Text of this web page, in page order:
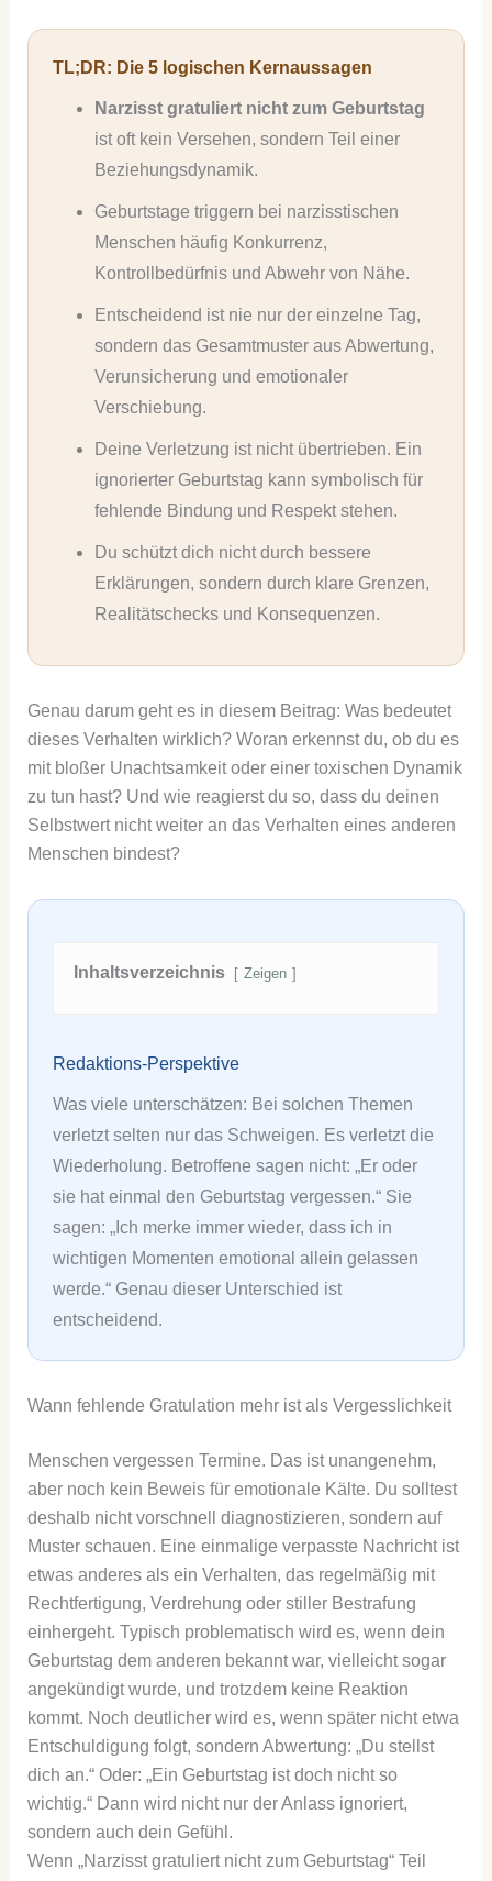
TL;DR: Die 5 logischen Kernaussagen
Narzisst gratuliert nicht zum Geburtstag
ist oft kein Versehen, sondern Teil einer
Beziehungsdynamik.
Geburtstage triggern bei narzisstischen
Menschen häufig Konkurrenz,
Kontrollbedürfnis und Abwehr von Nähe.
Entscheidend ist nie nur der einzelne Tag,
sondern das Gesamtmuster aus Abwertung,
Verunsicherung und emotionaler
Verschiebung.
Deine Verletzung ist nicht übertrieben. Ein
ignorierter Geburtstag kann symbolisch für
fehlende Bindung und Respekt stehen.
Du schützt dich nicht durch bessere
Erklärungen, sondern durch klare Grenzen,
Realitätschecks und Konsequenzen.
Genau darum geht es in diesem Beitrag: Was bedeutet
dieses Verhalten wirklich? Woran erkennst du, ob du es
mit bloßer Unachtsamkeit oder einer toxischen Dynamik
zu tun hast? Und wie reagierst du so, dass du deinen
Selbstwert nicht weiter an das Verhalten eines anderen
Menschen bindest?
Inhaltsverzeichnis Zeigen
Redaktions-Perspektive
Was viele unterschätzen: Bei solchen Themen
verletzt selten nur das Schweigen. Es verletzt die
Wiederholung. Betroffene sagen nicht: „Er oder
sie hat einmal den Geburtstag vergessen.“ Sie
sagen: „Ich merke immer wieder, dass ich in
wichtigen Momenten emotional allein gelassen
werde.“ Genau dieser Unterschied ist
entscheidend.
Wann fehlende Gratulation mehr ist als Vergesslichkeit
Menschen vergessen Termine. Das ist unangenehm,
aber noch kein Beweis für emotionale Kälte. Du solltest
deshalb nicht vorschnell diagnostizieren, sondern auf
Muster schauen. Eine einmalige verpasste Nachricht ist
etwas anderes als ein Verhalten, das regelmäßig mit
Rechtfertigung, Verdrehung oder stiller Bestrafung
einhergeht. Typisch problematisch wird es, wenn dein
Geburtstag dem anderen bekannt war, vielleicht sogar
angekündigt wurde, und trotzdem keine Reaktion
kommt. Noch deutlicher wird es, wenn später nicht etwa
Entschuldigung folgt, sondern Abwertung: „Du stellst
dich an.“ Oder: „Ein Geburtstag ist doch nicht so
wichtig.“ Dann wird nicht nur der Anlass ignoriert,
sondern auch dein Gefühl.
Wenn „Narzisst gratuliert nicht zum Geburtstag“ Teil